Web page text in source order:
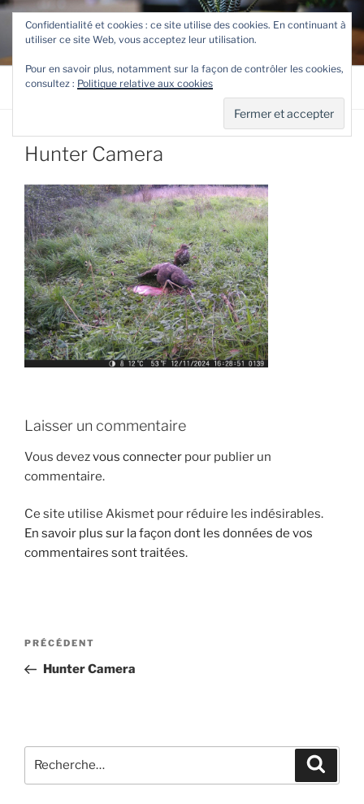
Aller
contenu
principal
TETEVE.FR
Le site de Teteve
Menu
Hunter Camera
Laisser un commentaire
Vous devezvous connecter pour publier un
commentaire.
Ce site utilise Akismet pour réduire les indésirables.
En savoir plus sur la façon dont les données de vos
commentaires sont traitées.
Navigation
l’article
Article
précédent
PRÉCÉDENT
Hunter Camera
pour
Confidentialité et cookies : ce site utilise des cookies. En continuant à
utiliser ce site Web, vous acceptez leur utilisation.
Pour en savoir plus, notamment sur la façon de contrôler les cookies,
consultez : Politique relative aux cookies